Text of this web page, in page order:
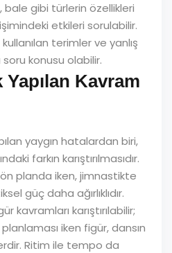
bale gibi türlerin özellikleri
etkileri sorulabilir.
terimler ve yanlış
konusu olabilir.
Yapılan Kavram
yaygın hatalardan biri,
farkın karıştırılmasıdır.
planda iken, jimnastikte
güç daha ağırlıklıdır.
kavramları karıştırılabilir;
iken figür, dansın
Ritim ile tempo da